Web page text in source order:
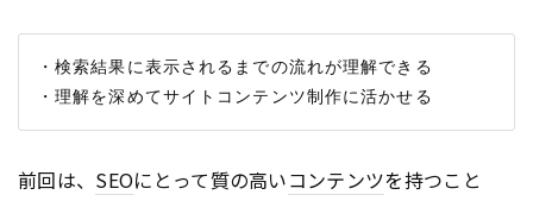
・検索結果に表示されるまでの流れが理解できる
前回は、 SEOにとって質の高いコンテンツを持つこと